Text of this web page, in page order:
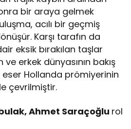
bir araya gelmek
acılı bir geçmiş
Karşı tarafın da
eksik bırakılan taşlar
erkek dünyasının bakış
eser Hollanda prömiyerinin
çevrilmiştir.
Ahmet Saraçoğlu rol